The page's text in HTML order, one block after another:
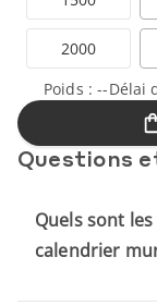
2000
Poids :--Délai
Questions
Quels sont
calendrier